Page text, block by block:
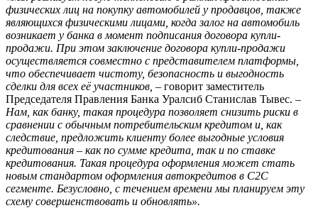
физических лиц на покупку автомобилей у продавцов, также
являющихся физическими лицами, когда залог на автомобиль
возникает у банка в момент подписания договора купли-
продажи. При этом заключение договора купли-продажи
осуществляется совместно с представителем платформы,
что обеспечивает чистоту, безопасность и выгодность
сделки для всех её участников, – говорит заместитель
Председателя Правления Банка Уралсиб Станислав Тывес. –
Нам, как банку, такая процедура позволяет снизить риски в
сравнении с обычным потребительским кредитом и, как
следствие, предложить клиенту более выгодные условия
кредитования – как по сумме кредита, так и по ставке
кредитования. Такая процедура оформления может стать
новым стандартом оформления автокредитов в С2С
сегменте. Безусловно, с течением времени мы планируем эту
схему совершенствовать и обновлять».